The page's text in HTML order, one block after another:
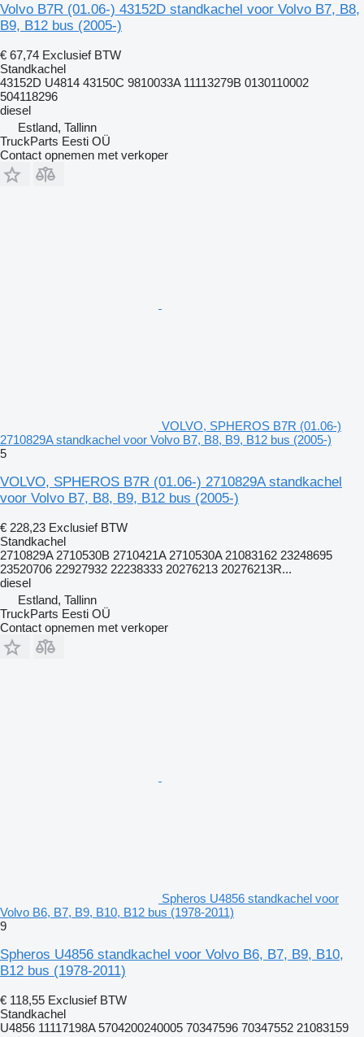
Volvo B7R (01.06-) 43152D standkachel voor Volvo B7, B8,
B9, B12 bus (2005-)
€ 67,74 Exclusief BTW
Standkachel
43152D U4814 43150C 9810033A 11113279B 0130110002
504118296
diesel
Estland, Tallinn
TruckParts Eesti OÜ
Contact opnemen met verkoper
VOLVO, SPHEROS B7R (01.06-)
2710829A standkachel voor Volvo B7, B8, B9, B12 bus (2005-)
5
VOLVO, SPHEROS B7R (01.06-) 2710829A standkachel
voor Volvo B7, B8, B9, B12 bus (2005-)
€ 228,23 Exclusief BTW
Standkachel
2710829A 2710530B 2710421A 2710530A 21083162 23248695
23520706 22927932 22238333 20276213 20276213R...
diesel
Estland, Tallinn
TruckParts Eesti OÜ
Contact opnemen met verkoper
Spheros U4856 standkachel voor
Volvo B6, B7, B9, B10, B12 bus (1978-2011)
9
Spheros U4856 standkachel voor Volvo B6, B7, B9, B10,
B12 bus (1978-2011)
€ 118,55 Exclusief BTW
Standkachel
U4856 11117198A 5704200240005 70347596 70347552 21083159